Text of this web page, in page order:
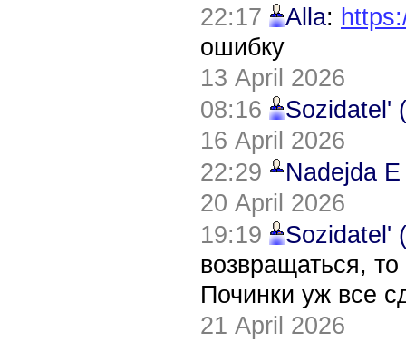
22:17
Alla:
ошибку
13 April 2026
08:16
Sozidatel'
16 April 2026
22:29
Nadejda
20 April 2026
19:19
Sozidatel'
возвращаться,
Починки уж все
21 April 2026